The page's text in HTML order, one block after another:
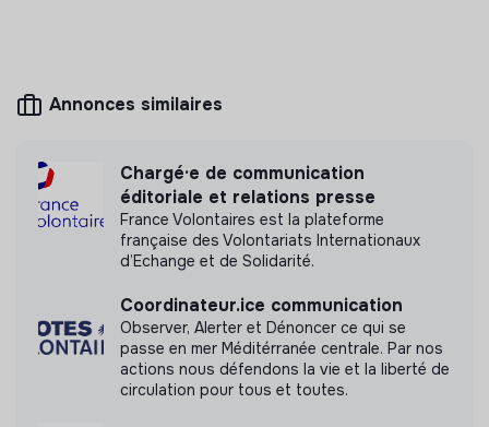
Mesure d'impact
Médecins sans Frontières France n'a pas encore
transmis de mesure d'impact
Labels et certifications
Cette structure n'a pas souhaité nous
Annonces similaires
Chargé·e de communication
éditoriale et relations presse
France Volontaires est la plateforme
française des Volontariats Internationaux
d’Echange et de Solidarité.
Coordinateur.ice communication
Observer, Alerter et Dénoncer ce qui se
passe en mer Méditérranée centrale. Par nos
actions nous défendons la vie et la liberté de
circulation pour tous et toutes.